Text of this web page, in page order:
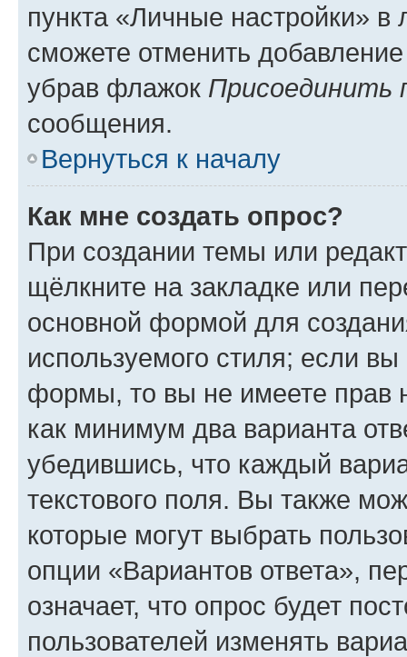
пункта «Личные настройки»
сможете отменить
убрав флажок Присоединить
сообщения.
Вернуться к началу
Как мне создать опрос?
При создании темы или
щёлкните на закладке или
основной формой для
используемого стиля; если
формы, то вы не имеете прав
как минимум два варианта
убедившись, что каждый
текстового поля. Вы также
которые могут выбрать
опции «Вариантов ответа»,
означает, что опрос будет
пользователей изменять